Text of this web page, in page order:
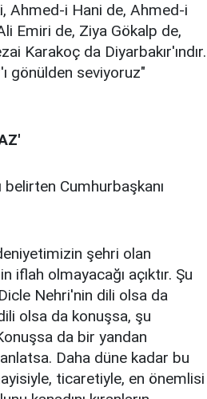
Ahmed-i Hani de, Ahmed-i
Emiri de, Ziya Gökalp de,
Karakoç da Diyarbakır'ındır.
gönülden seviyoruz"
belirten Cumhurbaşkanı
şehri olan
iflah olmayacağı açıktır. Şu
Nehri'nin dili olsa da
olsa da konuşsa, şu
da bir yandan
Daha düne kadar bu
ticaretiyle, en önemlisi